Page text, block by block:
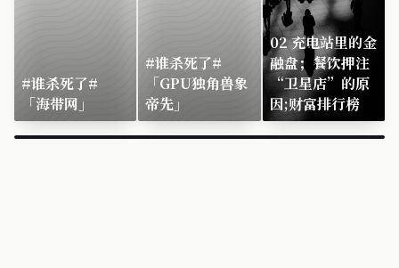
#谁杀死了#
「海带网」
#谁杀死了#
「GPU独角兽象
帝先」
02 充电站里的金
融盘；餐饮押注
“卫星店”的原
因;财富排行榜